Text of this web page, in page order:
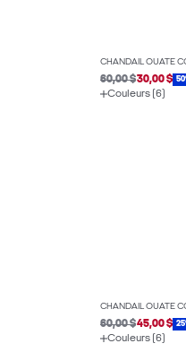
60,00 $30,00 $
Couleurs (6)
60,00 $45,00 $
Couleurs (6)